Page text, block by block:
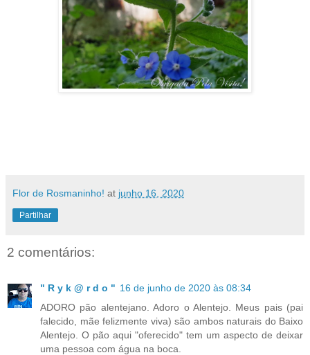
Flor de Rosmaninho! at junho 16, 2020
Partilhar
2 comentários:
" R y k @ r d o " 16 de junho de 2020 às 08:34
ADORO pão alentejano. Adoro o Alentejo. Meus pais (pai
falecido, mãe felizmente viva) são ambos naturais do Baixo
Alentejo. O pão aqui "oferecido" tem um aspecto de deixar
uma pessoa com água na boca.